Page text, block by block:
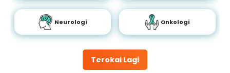
Terokai Lagi
Neurologi Onkologi